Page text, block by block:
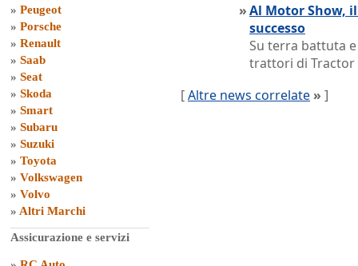
» Peugeot
» Porsche
» Renault
» Saab
» Seat
» Skoda
» Smart
» Subaru
» Suzuki
» Toyota
» Volkswagen
» Volvo
» Altri Marchi
Assicurazione e servizi
»Al Motor Show,
successo
Su terra battuta
trattori di Tractor
[Altre news correlate » ]